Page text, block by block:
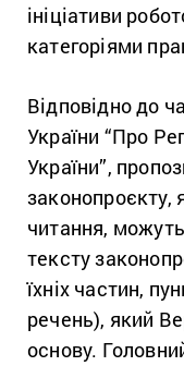
ініціативи
категоріями
Відповідно до
України “Про
України”,
законопроєкту,
читання,
тексту
їхніх частин,
речень), який
основу.